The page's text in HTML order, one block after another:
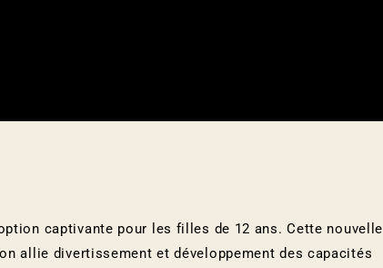
captivante pour les filles de 12 ans. Cette nouvelle
allie divertissement et développement des capacités